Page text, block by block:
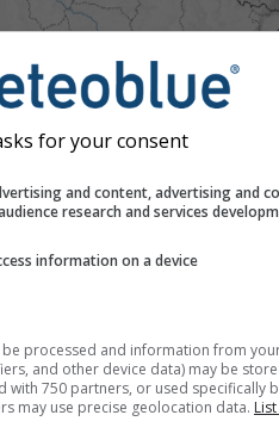
for your consent
and content, advertising and
research and services
information on a device
processed and information from
and other device data) may be
with 750 partners, or used specifically
may use precise geolocation data.